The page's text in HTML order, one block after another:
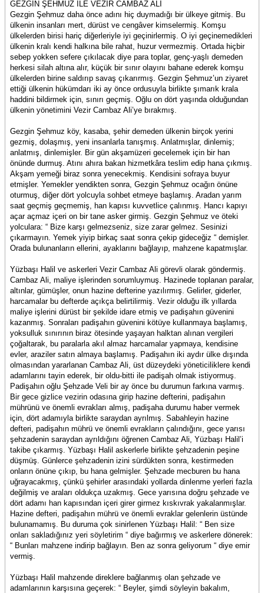
GEZGİN ŞEHMUZ İLE VEZİR CAMBAZ ALİ
Gezgin Şehmuz daha önce adını hiç duymadığı bir ülkeye gitmiş. Bu
ülkenin insanları mert, dürüst ve cengâver kimselermiş. Komşu
ülkelerden birisi hariç diğerleriyle iyi geçinirlermiş. O iyi geçinemedikleri
ülkenin kralı kendi halkına bile rahat, huzur vermezmiş. Ortada hiçbir
sebep yokken sefere çıkılacak diye para toplar, genç-yaşlı demeden
herkesi silah altına alır, küçük bir sınır olayını bahane ederek komşu
ülkelerden birine saldırıp savaş çıkarırmış. Gezgin Şehmuz’un ziyaret
ettiği ülkenin hükümdarı iki ay önce ordusuyla birlikte şımarık krala
haddini bildirmek için, sınırı geçmiş. Oğlu on dört yaşında olduğundan
ülkenin yönetimini Vezir Cambaz Ali’ye bırakmış.
Gezgin Şehmuz köy, kasaba, şehir demeden ülkenin birçok yerini
gezmiş, dolaşmış, yeni insanlarla tanışmış. Anlatmışlar, dinlemiş;
anlatmış, dinlemişler. Bir gün akşamüzeri gecelemek için bir han
önünde durmuş. Atını ahıra bakan hizmetkâra teslim edip hana çıkmış.
Akşam yemeği biraz sonra yenecekmiş. Kendisini sofraya buyur
etmişler. Yemekler yendikten sonra, Gezgin Şehmuz ocağın önüne
oturmuş, diğer dört yolcuyla sohbet etmeye başlamış. Aradan yarım
saat geçmiş geçmemiş, han kapısı kuvvetlice çalınmış. Hancı kapıyı
açar açmaz içeri on bir tane asker girmiş. Gezgin Şehmuz ve öteki
yolculara: “ Bize karşı gelmezseniz, size zarar gelmez. Sesinizi
çıkarmayın. Yemek yiyip birkaç saat sonra çekip gideceğiz “ demişler.
Orada bulunanların ellerini, ayaklarını bağlayıp, mahzene kapatmışlar.
Yüzbaşı Halil ve askerleri Vezir Cambaz Ali görevli olarak göndermiş.
Cambaz Ali, maliye işlerinden sorumluymuş. Hazinede toplanan paralar,
altınlar, gümüşler, onun hazine defterine yazılırmış. Gelirler, giderler,
harcamalar bu defterde açıkça belirtilirmiş. Vezir olduğu ilk yıllarda
maliye işlerini dürüst bir şekilde idare etmiş ve padişahın güvenini
kazanmış. Sonraları padişahın güvenini kötüye kullanmaya başlamış,
yoksulluk sınırının biraz ötesinde yaşayan halktan alınan vergileri
çoğaltarak, bu paralarla akıl almaz harcamalar yapmaya, kendisine
evler, araziler satın almaya başlamış. Padişahın iki aydır ülke dışında
olmasından yararlanan Cambaz Ali, üst düzeydeki yöneticiliklere kendi
adamlarını tayin ederek, bir oldu-bitti ile padişah olmak istiyormuş.
Padişahın oğlu Şehzade Veli bir ay önce bu durumun farkına varmış.
Bir gece gizlice vezirin odasına girip hazine defterini, padişahın
mührünü ve önemli evrakları almış, padişaha durumu haber vermek
için, dört adamıyla birlikte saraydan ayrılmış. Sabahleyin hazine
defteri, padişahın mührü ve önemli evrakların çalındığını, gece yarısı
şehzadenin saraydan ayrıldığını öğrenen Cambaz Ali, Yüzbaşı Halil’i
takibe çıkarmış. Yüzbaşı Halil askerlerle birlikte şehzadenin peşine
düşmüş. Günlerce şehzadenin izini sürdükten sonra, kestirmeden
onların önüne çıkıp, bu hana gelmişler. Şehzade mecburen bu hana
uğrayacakmış, çünkü şehirler arasındaki yollarda dinlenme yerleri fazla
değilmiş ve araları oldukça uzakmış. Gece yarısına doğru şehzade ve
dört adamı han kapısından içeri girer girmez kıskıvrak yakalanmışlar.
Hazine defteri, padişahın mührü ve önemli evraklar gelenlerin üstünde
bulunamamış. Bu duruma çok sinirlenen Yüzbaşı Halil: “ Ben size
onları sakladığınız yeri söyletirim “ diye bağırmış ve askerlere dönerek:
“ Bunları mahzene indirip bağlayın. Ben az sonra geliyorum “ diye emir
vermiş.
Yüzbaşı Halil mahzende direklere bağlanmış olan şehzade ve
adamlarının karşısına geçerek: “ Beyler, şimdi söyleyin bakalım,